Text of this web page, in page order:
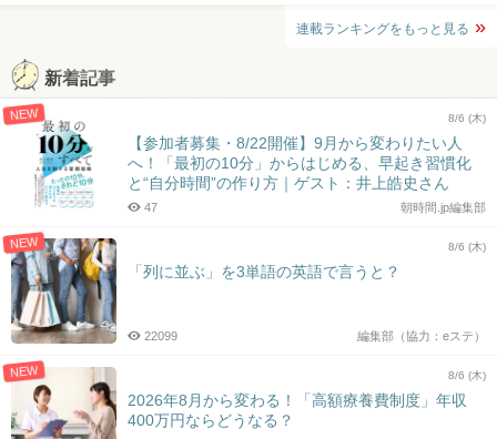
連載ランキングをもっと見る
新着記事
NEW 8/6 (木)
【参加者募集・8/22開催】9月から変わりたい人
へ！「最初の10分」からはじめる、早起き習慣化
と“自分時間”の作り方｜ゲスト：井上皓史さん
朝時間.jp編集部
47
NEW 8/6 (木)
「列に並ぶ」を3単語の英語で言うと？
編集部（協力：eステ）
22099
NEW 8/6 (木)
2026年8月から変わる！「高額療養費制度」年収
400万円ならどうなる？